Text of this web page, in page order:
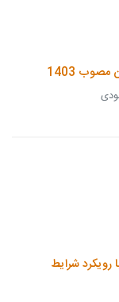
1403
رویکرد شرایط